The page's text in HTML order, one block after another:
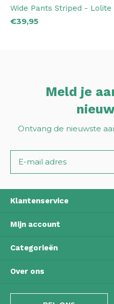
Wide Pants Striped - Lolite
€39,95
Meld je
Ontvang de nieuwste
Klantenservice
Mijn account
Categorieën
Over ons